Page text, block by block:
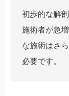
初歩的な解
施術者が急
な施術はさ
必要です。